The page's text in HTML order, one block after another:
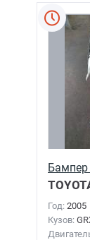
Бампер
Год: 2005
Кузов: